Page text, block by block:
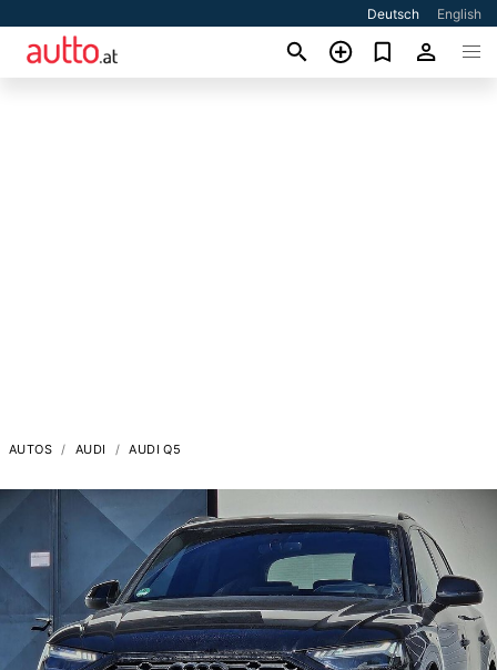
Deutsch English
AUTOS AUDI AUDI Q5